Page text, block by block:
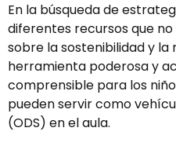
En la búsqueda de
diferentes recursos que
sobre la sostenibilidad y la
herramienta poderosa y
comprensible para los
pueden servir como
(ODS) en el aula.